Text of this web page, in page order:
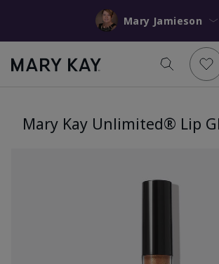
Mary Jamieson
Mary Kay Unlimited® Lip